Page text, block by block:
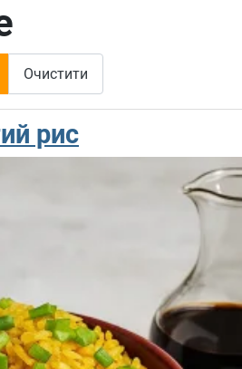
Очистити
рис